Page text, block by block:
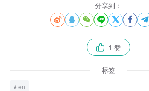
分享到：
      
 1 赞
标签
en